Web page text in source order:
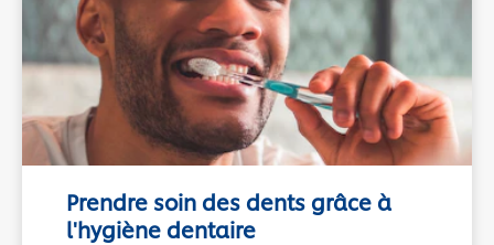
Prendre soin des dents grâce à
l'hygiène dentaire